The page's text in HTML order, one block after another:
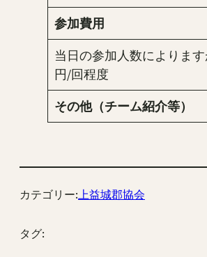
参加費用
当日の参加人数によりま
円/回程度
その他（チーム紹介等）
カテゴリー:上益城郡協会
タグ: